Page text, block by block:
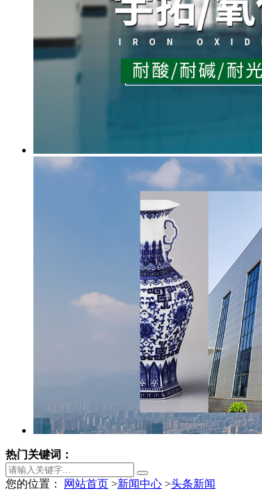
热门关键词：
您的位置： 网站首页 >新闻中心 >头条新闻